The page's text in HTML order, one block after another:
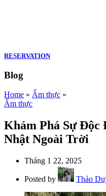
RESERVATION
Blog
Home » Ẩm thực »
Ẩm thực
Khám Phá Sự
Nhật Ngoài Trời
Tháng 1 22, 2025
Posted by Thảo